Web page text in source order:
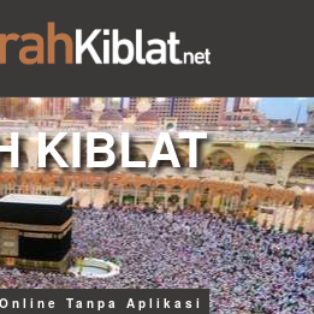
KIBLAT
Tanpa Aplikasi